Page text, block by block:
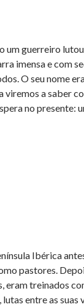
um guerreiro
imensa e com
O seu nome
viremos a saber
no presente:
Ibérica
pastores.
eram treinados
entre as